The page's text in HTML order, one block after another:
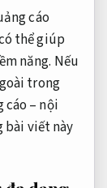
cáo
thể giúp
năng. Nếu
trong
cáo – nội
bài viết này